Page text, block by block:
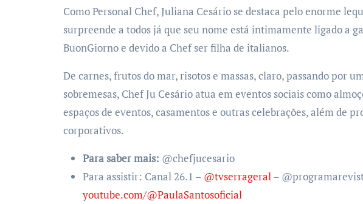
Como Personal Chef, Juliana Cesário se destaca pelo enorme
surpreende a todos já que seu nome está intimamente ligado a
BuonGiorno e devido a Chef ser filha de italianos.
De carnes, frutos do mar, risotos e massas, claro, passando por
sobremesas, Chef Ju Cesário atua em eventos sociais como
espaços de eventos, casamentos e outras celebrações, além de
corporativos.
Para saber mais: @chefjucesario
Para assistir: Canal 26.1 – @tvserrageral–
youtube.com/@PaulaSantosoficial